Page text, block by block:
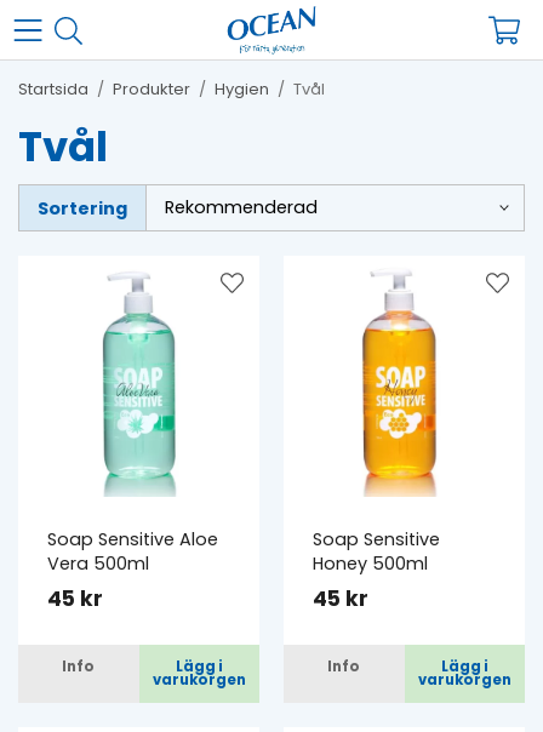
Startsida / Produkter / Hygien / Tvål
Tvål
Sortering
Soap Sensitive Aloe
Vera 500ml
45 kr
Info Lägg i
varukorgen
Soap Sensitive
Honey 500ml
45 kr
Info Lägg i
varukorgen